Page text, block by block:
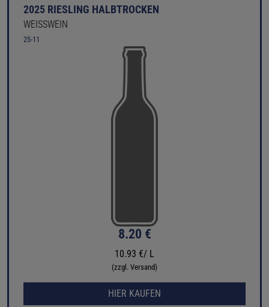
2025 RIESLING HALBTROCKEN
WEISSWEIN
25-11
8.20 €
10.93 €/ L
(zzgl. Versand)
HIER KAUFEN